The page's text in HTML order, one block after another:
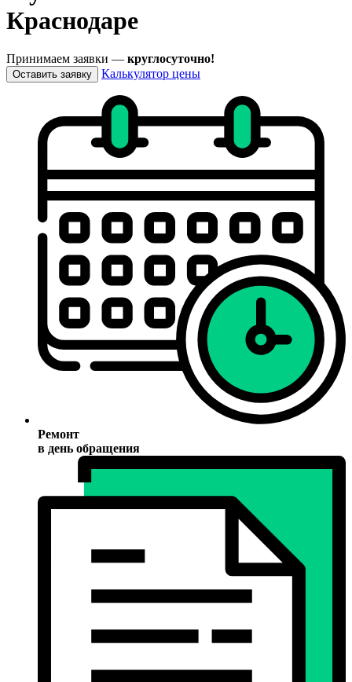
Краснодаре
Принимаем заявки — круглосуточно!
Оставить заявку Калькулятор цены
Ремонт
в день обращения